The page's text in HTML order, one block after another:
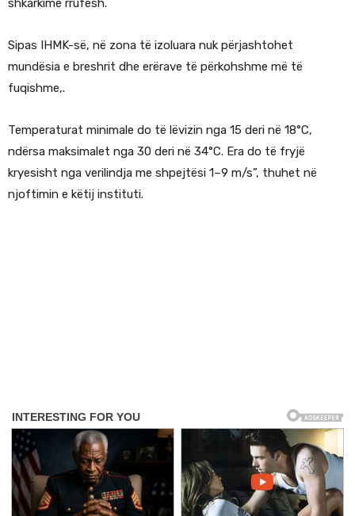
shkarkime rrufesh.
Sipas IHMK-së, në zona të izoluara nuk përjashtohet
mundësia e breshrit dhe erërave të përkohshme më të
fuqishme,.
Temperaturat minimale do të lëvizin nga 15 deri në 18°C,
ndërsa maksimalet nga 30 deri në 34°C. Era do të fryjë
kryesisht nga verilindja me shpejtësi 1–9 m/s”, thuhet në
njoftimin e këtij instituti.